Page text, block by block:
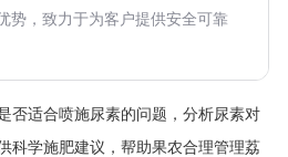
势，致力于为客户提供安全可靠
否适合喷施尿素的问题，分析尿素对
科学施肥建议，帮助果农合理管理荔